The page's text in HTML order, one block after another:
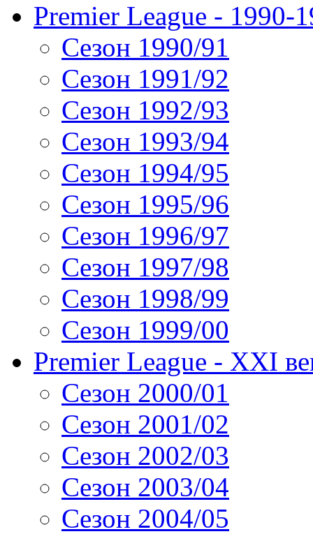
Premier League - 1990-
Сезон 1990/91
Сезон 1991/92
Сезон 1992/93
Сезон 1993/94
Сезон 1994/95
Сезон 1995/96
Сезон 1996/97
Сезон 1997/98
Сезон 1998/99
Сезон 1999/00
Premier League - XXI
Сезон 2000/01
Сезон 2001/02
Сезон 2002/03
Сезон 2003/04
Сезон 2004/05